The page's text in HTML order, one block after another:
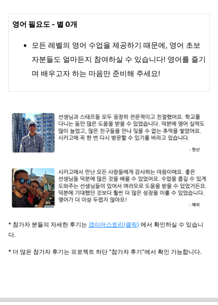
영어 필요도 - 별 0개
모든 레벨의 영어 수업을 제공하기 때문에, 영어 초보
자분들도 얼마든지 참여하실 수 있습니다! 영어를 즐기
며 배우고자 하는 마음만 준비해 주세요!
* 참가자 분들의 자세한 후기는 갭이어스토리(클릭) 에서 확인하실 수 있습니
다.
* 더 많은 참가자 후기는 프로젝트 하단 "참가자 후기"에서 확인 가능합니다.